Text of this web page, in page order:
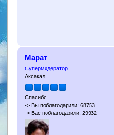
Марат
Супермодератор
Аксакал
Спасибо
-> Вы поблагодарили: 68753
-> Вас поблагодарили: 29932